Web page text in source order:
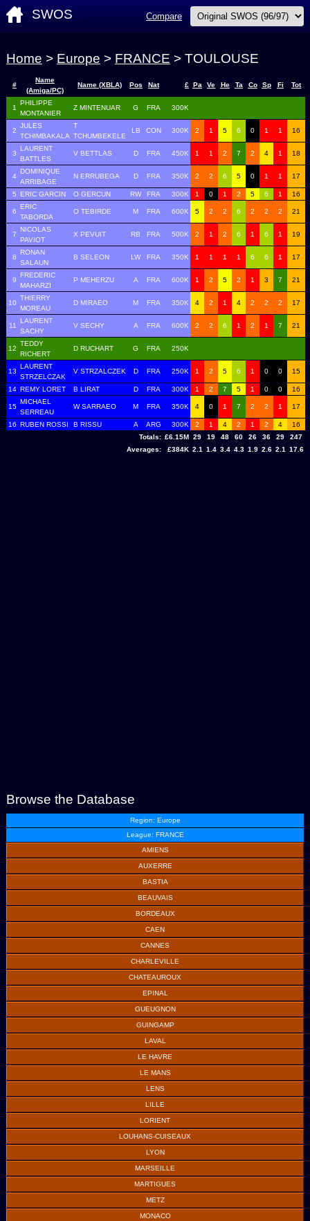
SWOS Compare
Home > Europe > FRANCE > TOULOUSE
#
Name
(Amiga/PC)
Name (XBLA) Pos Nat £ Pa Ve He Ta Co Sp Fi Tot
1
PHILIPPE
MONTANIER
Z MINTENUAR G FRA 300K
2
JULES
TCHIMBAKALA
T
TCHUMBEKELE
LB CON 300K 2 1 5 6 0 1 1 16
3
LAURENT
BATTLES
V BETTLAS D FRA 450K 1 1 2 7 2 4 1 18
4
DOMINIQUE
ARRIBAGE
N ERRUBEGA D FRA 350K 2 2 6 5 0 1 1 17
5 ERIC GARCIN O GERCUN RW FRA 300K 1 0 1 2 5 6 1 16
6
ERIC
TABORDA
O TEBIRDE M FRA 600K 5 2 2 6 2 2 2 21
7
NICOLAS
PAVIOT
X PEVUIT RB FRA 500K 2 1 2 6 1 6 1 19
8
RONAN
SALAUN
B SELEON LW FRA 350K 1 1 1 1 6 6 1 17
9
FREDERIC
MAHARZI
P MEHERZU A FRA 600K 1 2 5 2 1 3 7 21
10
THIERRY
MOREAU
D MIRAEO M FRA 350K 4 2 1 4 2 2 2 17
11
LAURENT
SACHY
V SECHY A FRA 600K 2 2 6 1 2 1 7 21
12
TEDDY
RICHERT
D RUCHART G FRA 250K
13
LAURENT
STRZELCZAK
V STRZALCZEK D FRA 250K 1 2 5 6 1 0 0 15
14 REMY LORET B LIRAT D FRA 300K 1 2 7 5 1 0 0 16
15
MICHAEL
SERREAU
W SARRAEO M FRA 350K 4 0 1 7 2 2 1 17
16 RUBEN ROSSI B RISSU A ARG 300K 2 1 4 2 1 2 4
16
Totals: £6.15M 29 19 48 60 26 36 29
247
Averages:
£384K 2.1 1.4 3.4 4.3 1.9 2.6 2.1 17.6
Browse the Database
Region: Europe
League: FRANCE
AMIENS
AUXERRE
BASTIA
BEAUVAIS
BORDEAUX
CAEN
CANNES
CHARLEVILLE
CHATEAUROUX
EPINAL
GUEUGNON
GUINGAMP
LAVAL
LE HAVRE
LE MANS
LENS
LILLE
LORIENT
LOUHANS-CUISEAUX
LYON
MARSEILLE
MARTIGUES
METZ
MONACO